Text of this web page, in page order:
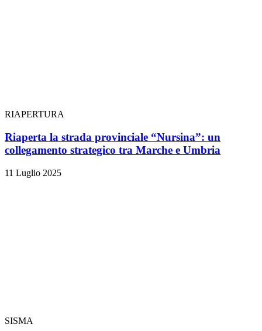
RIAPERTURA
Riaperta la strada provinciale “Nursina”: un
collegamento strategico tra Marche e Umbria
11 Luglio 2025
SISMA